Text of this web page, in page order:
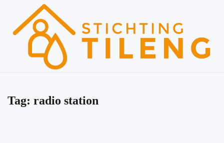
Skip to main content
Tag: radio station